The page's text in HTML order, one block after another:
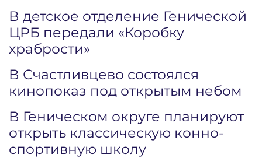
В детское отделение Генической
ЦРБ передали «Коробку
храбрости»
В Счастливцево состоялся
кинопоказ под открытым небом
В Геническом округе планируют
открыть классическую конно-
спортивную школу